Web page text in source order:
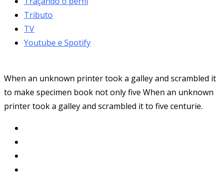
Tributo
TV
Youtube e Spotify
When an unknown printer took a galley and scrambled it
to make specimen book not only five When an unknown
printer took a galley and scrambled it to five centurie.